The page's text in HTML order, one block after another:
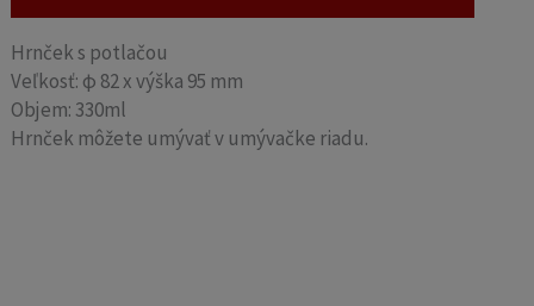
Hrnček s potlačou
Veľkosť: φ 82 x výška 95 mm
Objem: 330ml
Hrnček môžete umývať v umývačke riadu.